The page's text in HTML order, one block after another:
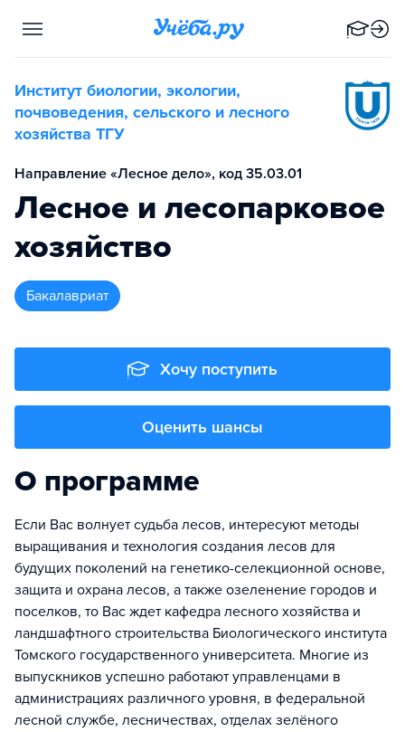
Институт биологии, экологии,
почвоведения, сельского и лесного
хозяйства ТГУ
Направление «Лесное дело», код 35.03.01
Лесное и лесопарковое
хозяйство
бакалавриат
Хочу поступить
Оценить шансы
О программе
Если Вас волнует судьба лесов, интересуют методы
выращивания и технология создания лесов для
будущих поколений на генетико-селекционной основе,
защита и охрана лесов, а также озеленение городов и
поселков, то Вас ждет кафедра лесного хозяйства и
ландшафтного строительства Биологического института
Томского государственного университета. Многие из
выпускников успешно работают управленцами в
администрациях различного уровня, в федеральной
лесной службе, лесничествах, отделах зелёного